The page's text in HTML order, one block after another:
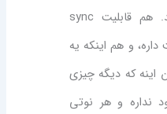
وبسایتشون مراجعه کنید. هم قابلیت sync
و هم اینکه یه
اینه که دیگه چیزی
نداره و هر نوتی